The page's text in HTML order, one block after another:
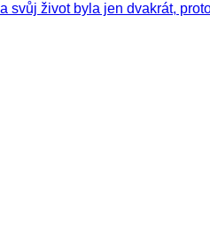
svůj život byla jen dvakrát,